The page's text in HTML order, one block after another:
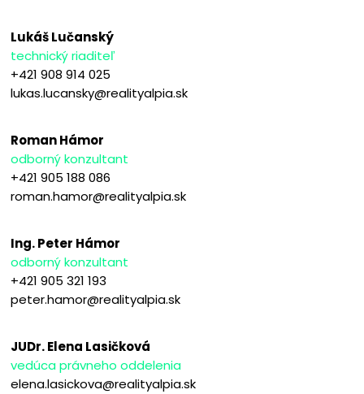
Lukáš Lučanský
technický riaditeľ
+421 908 914 025
lukas.lucansky@realityalpia.sk
Roman Hámor
odborný konzultant
+421 905 188 086
roman.hamor@realityalpia.sk
Ing. Peter Hámor
odborný konzultant
+421 905 321 193
peter.hamor@realityalpia.sk
JUDr. Elena Lasičková
vedúca právneho oddelenia
elena.lasickova@realityalpia.sk